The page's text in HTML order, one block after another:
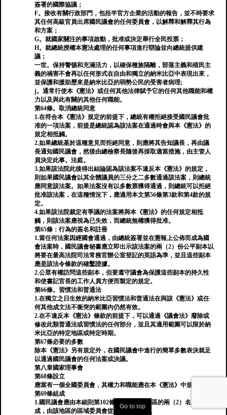
簽署的國際協議；
F。接收有關行政部門，包括半官方企業的活動的報告，並不時要求
其任何高級官員出席國民議會的任何委員會，以解釋和解釋其行為
和方案；
G。就國家關注的事項啟動，批准或決定舉行全民投票；
H。就總統授權本憲法處理的任何事項進行辯論並向總統提供建
議；
一世。保持警惕和充滿活力，以確保種族隔離，部落主義和殖民主
義的禍害不會再以任何形式在自由和獨立的納米比亞中表現出來，
並保護和援助歷來是納米比亞的弱勢公民的受害者病理;
j。通常行使本《憲法》或任何其他法律賦予它的任何其他職能和權
力以及與此有關的其他任何職能。
第64條。取消總統同意
1.在符合本《憲法》規定的前提下，總統有權拒絕接受國民議會批
准的一項法案，前提是總統認為該法案在通過時會與本《憲法》的
規定相抵觸。
2.如果總統基於這種意見而拒絕同意，則應將其告知議長，再由議
長通知國民議會，然後由總檢察長隨後再採取適當措施，由主管人
員決定此事。法庭。
3.如果該法院此後得出結論認為該法案不違反本《憲法》的規定，
則如果國民議會以其全體議員的三分之二多數通過該法案，則總統
應同意該法案。如果法案沒有以多數票獲得通過，則總統可以拒絕
批准該法案，在這種情況下，應適用本文第56條第3款和第4款的規
定。
4.如果該法院裁定有爭議的法案將與本《憲法》的任何規定相抵
觸，則該法案應視為已失效，而總統無權獲得批准。
第65條：行為的簽名和註冊
1.當任何法案因經國會通過，由總統簽署並在憲報上公佈而成為國
會法案時，國民議會秘書應立即出示該法案的兩（2）份公平副本以
將要在最高法院司法常務官辦公室登記的英語為準，並且這些副本
應是該法令條款的確鑿證據。
2.公眾有權訪問這些副本，但要遵守議會為保護這些副本的持久性
和使書記官長的工作人員方便而製定的規定。
第66條。習慣法和普通法
1.在獨立之日生效的納米比亞習慣法和普通法在與該《憲法》或任
何其他成文法不衝突的範圍內仍然有效。
2.在不違反本《憲法》條款的前提下，可以通過《議會法》廢除或
修改此類普通法或習慣法的任何部分，並且其適用範圍可以限於納
米比亞的特定地區或特定時期。
第67條必要的多數
除本《憲法》另有規定外，在國民議會中進行的簡單多數表決就足
以通過國民議會的任何法案或決議。
第八章國家理事會
第68條設立
應當有一個全國委員會，其權力和職能應在本《憲法》中規定。
第69條組成
1.國民議會應由本細則第102條所述的每個地區的兩（2）名成員組
成，由該地區的區域委員會從其成員中選出。
Go to top